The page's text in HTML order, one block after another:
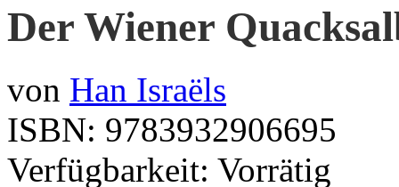
Der Wiener
von Han Israëls
ISBN: 9783932906695
Verfügbarkeit: Vorrätig